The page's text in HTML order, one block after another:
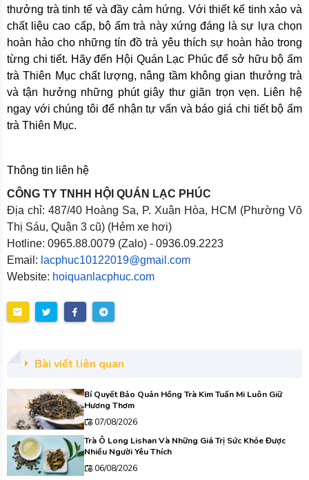
thưởng trà tinh tế và đầy cảm hứng. Với thiết kế tinh xảo và
chất liệu cao cấp, bộ ấm trà này xứng đáng là sự lựa chọn
hoàn hảo cho những tín đồ trà yêu thích sự hoàn hảo trong
từng chi tiết. Hãy đến Hội Quán Lạc Phúc để sở hữu bộ ấm
trà Thiên Mục chất lượng, nâng tầm không gian thưởng trà
và tận hưởng những phút giây thư giãn trọn vẹn. Liên hệ
ngay với chúng tôi để nhận tự vấn và báo giá chi tiết bộ ấm
trà Thiên Mục.
Thông tin liên hệ
CÔNG TY TNHH HỘI QUÁN LẠC PHÚC
Địa chỉ: 487/40 Hoàng Sa, P. Xuân Hòa, HCM (Phường Võ
Thị Sáu, Quận 3 cũ) (Hẻm xe hơi)
Hotline: 0965.88.0079 (Zalo) - 0936.09.2223
Email: lacphuc10122019@gmail.com
Website: hoiquanlacphuc.com
Bài viết liên quan
Bí Quyết Bảo Quản Hồng Trà Kim Tuấn Mi Luôn Giữ
Hương Thơm
07/08/2026
Trà Ô Long Lishan Và Những Giá Trị Sức Khỏe Được
Nhiều Người Yêu Thích
06/08/2026